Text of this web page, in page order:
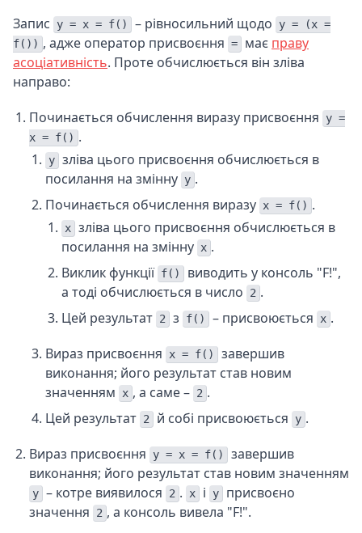
Запис y = x = f() – рівносильний щодо
y = (x =
f()) , адже оператор присвоєння = має праву
асоціативність. Проте обчислюється він зліва
направо:
Починається обчислення виразу присвоєння
y =
x = f() .
y зліва цього присвоєння обчислюється в
посилання на змінну y .
Починається обчислення виразу x = f() .
x зліва цього присвоєння обчислюється в
посилання на змінну x .
Виклик функції f()
виводить у консоль "F!",
а тоді обчислюється в число
2 .
Цей результат 2 з f() – присвоюється x .
Вираз присвоєння
x = f()
завершив
виконання; його результат став новим
значенням
x , а саме – 2 .
Цей результат 2 й собі присвоюється y .
Вираз присвоєння
y = x = f()
завершив
виконання; його результат став новим значенням
y – котре виявилося 2 . x і y
присвоєно
значення
2 , а консоль вивела "F!".